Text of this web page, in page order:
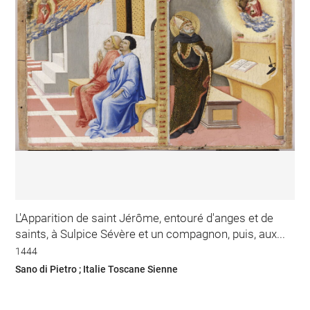
L'Apparition de saint Jérôme, entouré d'anges et de
saints, à Sulpice Sévère et un compagnon, puis, aux...
1444
Sano di Pietro ; Italie Toscane Sienne